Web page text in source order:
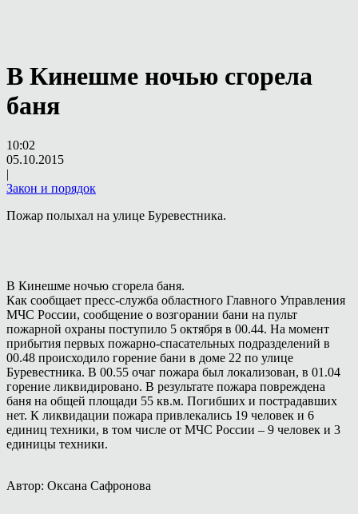
В Кинешме ночью сгорела
баня
10:02
05.10.2015
|
Закон и порядок
Пожар полыхал на улице Буревестника.
В Кинешме ночью сгорела баня.
Как сообщает пресс-служба областного Главного Управления
МЧС России, сообщение о возгорании бани на пульт
пожарной охраны поступило 5 октября в 00.44. На момент
прибытия первых пожарно-спасательных подразделений в
00.48 происходило горение бани в доме 22 по улице
Буревестника. В 00.55 очаг пожара был локализован, в 01.04
горение ликвидировано. В результате пожара повреждена
баня на общей площади 55 кв.м. Погибших и пострадавших
нет. К ликвидации пожара привлекались 19 человек и 6
единиц техники, в том числе от МЧС России – 9 человек и 3
единицы техники.
Автор: Оксана Сафронова